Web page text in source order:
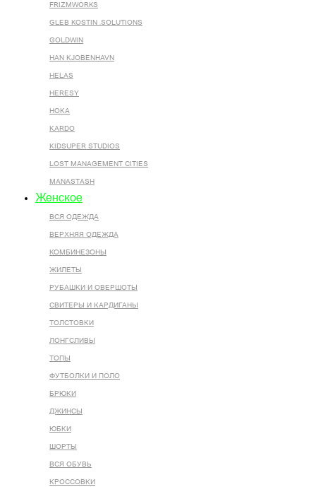
FRIZMWORKS
GLEB KOSTIN .SOLUTIONS
GOLDWIN
HAN KJOBENHAVN
HELAS
HERESY
HOKA
KARDO
KIDSUPER STUDIOS
LOST MANAGEMENT CITIES
MANASTASH
Женское
ВСЯ ОДЕЖДА
ВЕРХНЯЯ ОДЕЖДА
КОМБИНЕЗОНЫ
ЖИЛЕТЫ
РУБАШКИ И ОВЕРШОТЫ
СВИТЕРЫ И КАРДИГАНЫ
ТОЛСТОВКИ
ЛОНГСЛИВЫ
ТОПЫ
ФУТБОЛКИ И ПОЛО
БРЮКИ
ДЖИНСЫ
ЮБКИ
ШОРТЫ
ВСЯ ОБУВЬ
КРОССОВКИ